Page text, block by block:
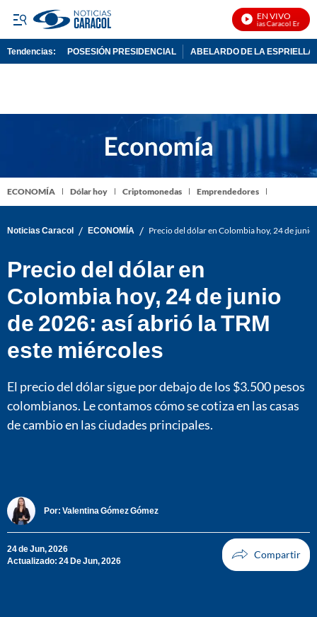
EN VIVO
Noticias Caracol En Vivo
Tendencias: POSESIÓN PRESIDENCIAL ABELARDO DE LA ESPRIELLA
ECONOMÍA Dólar hoy Criptomonedas Emprendedores
Noticias Caracol / ECONOMÍA / Precio del dólar en Colombia hoy, 24 de
Precio del dólar en
Colombia hoy, 24 de junio
de 2026: así abrió la TRM
este miércoles
El precio del dólar sigue por debajo de los $3.500 pesos
colombianos. Le contamos cómo se cotiza en las casas
de cambio en las ciudades principales.
Por: Valentina Gómez Gómez
24 de Jun, 2026
Actualizado: 24 De Jun, 2026